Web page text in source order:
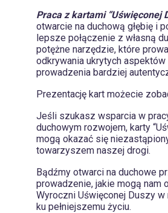
Praca z kartami “Uświęconej
otwarcie na duchową głębię i
lepsze połączenie z własną
potężne narzędzie, które
odkrywania ukrytych
prowadzenia bardziej
Prezentację kart możecie
Jeśli szukasz wsparcia w
duchowym rozwojem, karty
mogą okazać się
towarzyszem naszej drogi.
Bądźmy otwarci na duchowe
prowadzenie, jakie mogą nam
Wyroczni Uświęconej Duszy
ku pełniejszemu życiu.